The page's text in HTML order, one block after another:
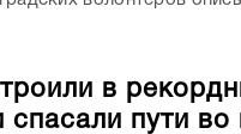
в
пути во